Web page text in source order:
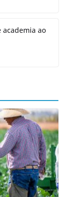
academia ao